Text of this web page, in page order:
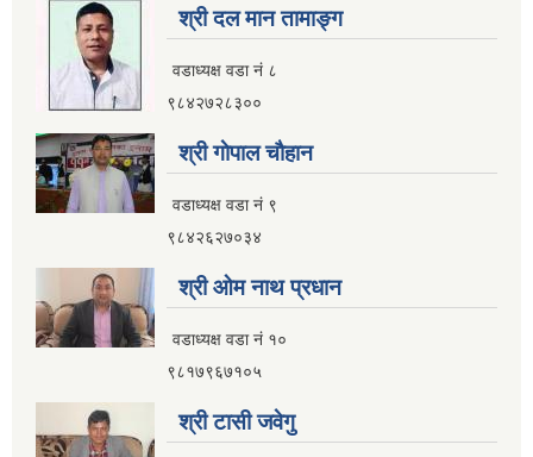
श्री दल मान तामाङ्ग
वडाध्यक्ष वडा नं ८
९८४२७२८३००
श्री गाेपाल चाैहान
वडाध्यक्ष वडा नं ९
९८४२६२७०३४
श्री ओम नाथ प्रधान
वडाध्यक्ष वडा नं १०
९८१७९६७१०५
श्री टासी जवेगु